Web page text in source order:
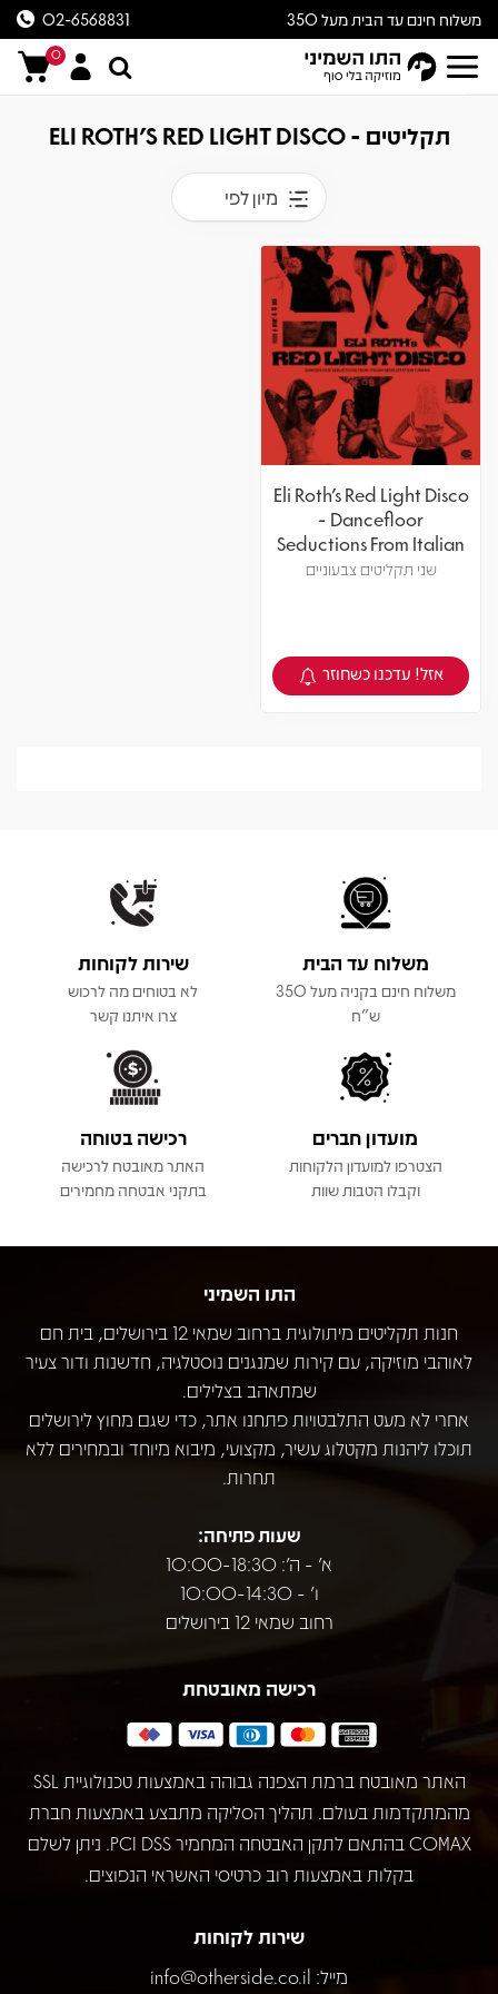
משלוח חינם עד הבית מעל 350
ש״ח
02-6568831
0
תקליטים - ELI ROTH'S RED LIGHT DISCO
מיון לפי
Eli Roth's Red Light Disco
- Dancefloor
Seductions From Italian
Sexploitation Cinema
שני תקליטים צבעוניים
צפיה במוצר
אזל! עדכנו כשחוזר
משלוח עד הבית
משלוח חינם בקניה מעל 350
ש"ח
שירות לקוחות
לא בטוחים מה לרכוש
צרו איתנו קשר
מועדון חברים
הצטרפו למועדון הלקוחות
וקבלו הטבות שוות
רכישה בטוחה
האתר מאובטח לרכישה
בתקני אבטחה מחמירים
התו השמיני
חנות תקליטים מיתולוגית ברחוב שמאי 12 בירושלים, בית חם
לאוהבי מוזיקה, עם קירות שמנגנים נוסטלגיה, חדשנות ודור צעיר
שמתאהב בצלילים.
אחרי לא מעט התלבטויות פתחנו אתר, כדי שגם מחוץ לירושלים
תוכלו ליהנות מקטלוג עשיר, מקצועי, מיבוא מיוחד ובמחירים ללא
תחרות.
שעות פתיחה:
א' - ה': 10:00-18:30
ו' - 10:00-14:30
רחוב שמאי 12 בירושלים
רכישה מאובטחת
האתר מאובטח ברמת הצפנה גבוהה באמצעות טכנולוגיית SSL
מהמתקדמות בעולם. תהליך הסליקה מתבצע באמצעות חברת
COMAX בהתאם לתקן האבטחה המחמיר PCI DSS. ניתן לשלם
בקלות באמצעות רוב כרטיסי האשראי הנפוצים.
שירות לקוחות
מייל: info@otherside.co.il